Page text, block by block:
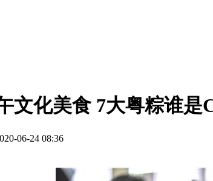
文化美食 7大粤粽谁是
06-24 08:36